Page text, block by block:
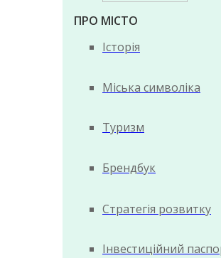
ПРО МІСТО
Історія
Міська символіка
Туризм
Брендбук
Стратегія розвитку
Інвестиційний